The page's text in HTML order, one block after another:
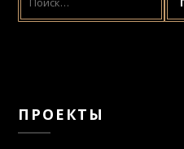
ПРОЕКТЫ